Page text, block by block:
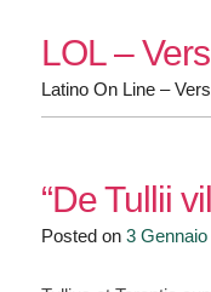
content
LOL –
Latino On Line –
“De Tullii
Posted on 3 Gennaio